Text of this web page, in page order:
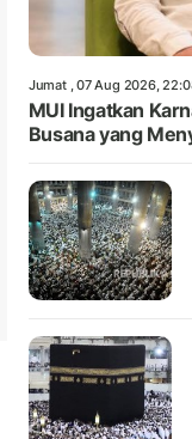
Jumat , 07 Aug 2026,
MUI Ingatkan
Busana yang